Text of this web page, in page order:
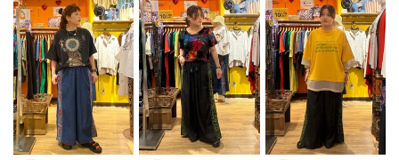
レディーなブラウス合わせも、カジュアルなTシャツ合わせも◎
同シリーズのシャツとのセットアップコーデもおすすめです
■カラー
ブラック/インディゴ/ライトブルー
■洗濯表示